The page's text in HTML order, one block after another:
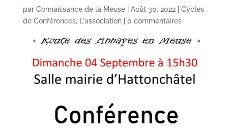
par Connaissance de la Meuse| Août 30, 2022| Cycles
de Conférences, L'association| 0 commentaires